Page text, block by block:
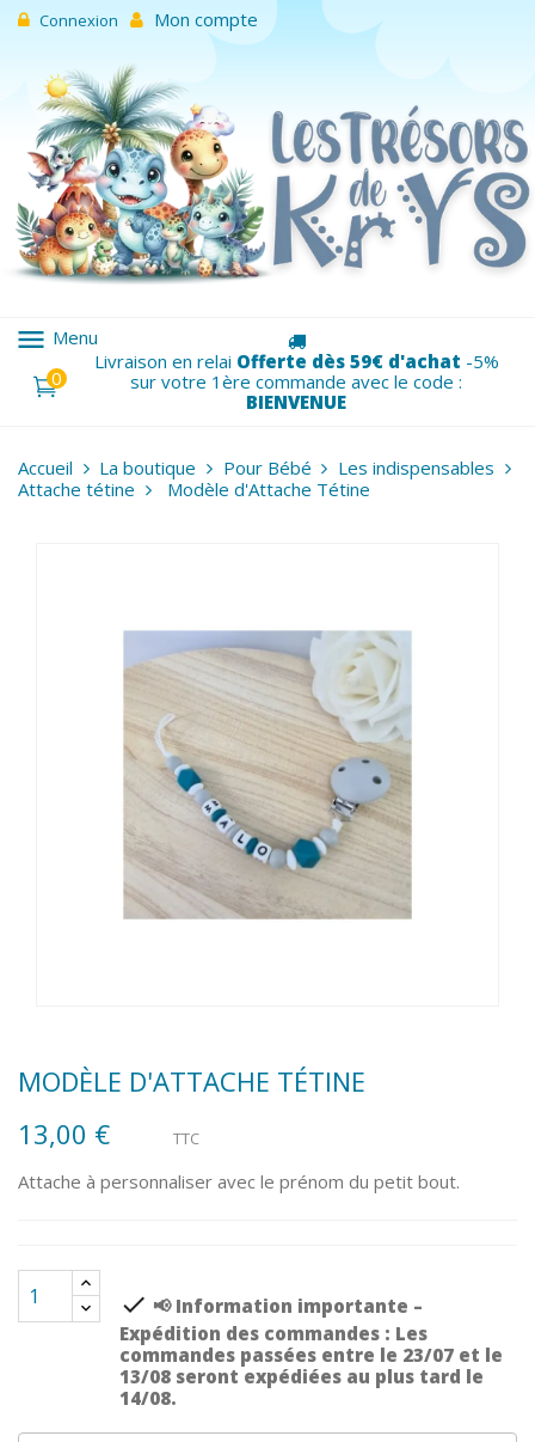
Connexion Mon compte
menu Menu
0
Livraison en relai Offerte dès 59€ d'achat -5%
sur votre 1ère commande avec le code :
BIENVENUE
Accueil La boutique Pour Bébé
Les indispensables
Attache tétine
Modèle d'Attache Tétine
MODÈLE D'ATTACHE TÉTINE
13,00 €
TTC
Attache à personnaliser avec le prénom du petit bout.
check 📢 Information importante –
Expédition des commandes : Les
commandes passées entre le 23/07 et le
13/08 seront expédiées au plus tard le
14/08.